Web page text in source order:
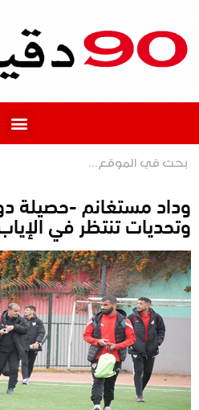
وداد مستغانم -حصيلة
وتحديات تنتظر في